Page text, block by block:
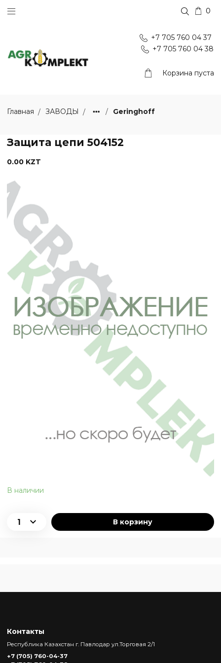
0
+7 705 760 04 37
+7 705 760 04 38
Корзина пуста
Главная ЗАВОДЫ Geringhoff
Защита цепи 504152
В наличии
0.00 KZT
В корзину
Контакты
Республика Казахстан г. Павлодар ул.Торговая 2/1
+7 (705) 760-04-37